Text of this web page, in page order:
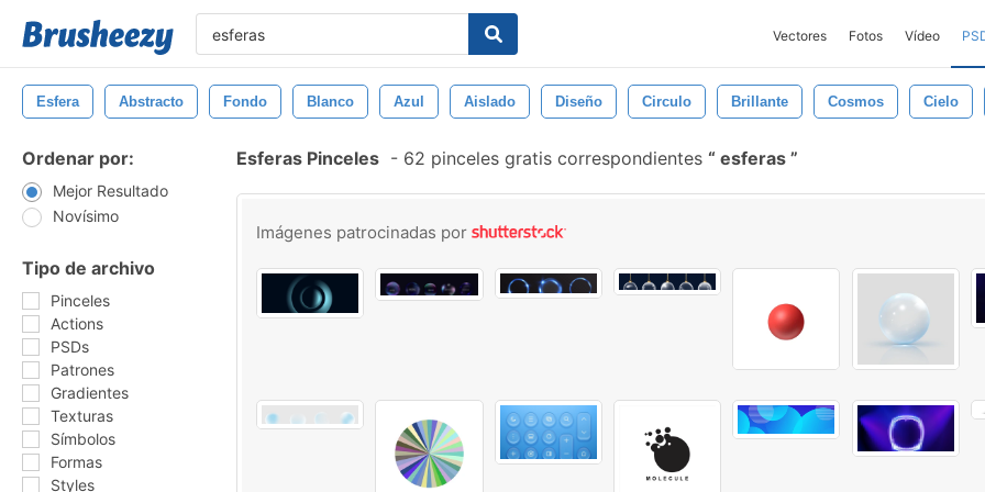
Vectores Fotos Vídeo
Esfera Abstracto Fondo Blanco Azul Aislado Diseño Circulo Brillante Cosmos Cielo
Ordenar por:
Mejor Resultado
Novísimo
Tipo de archivo
Pinceles
Actions
PSDs
Patrones
Gradientes
Texturas
Símbolos
Formas
Styles
Esferas Pinceles - 62 pinceles gratis correspondientes esferas
Imágenes patrocinadas por